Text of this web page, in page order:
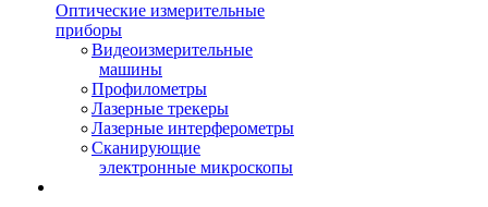
Оптические измерительные
приборы
Видеоизмерительные
машины
Профилометры
Лазерные трекеры
Лазерные интерферометры
Сканирующие
электронные микроскопы